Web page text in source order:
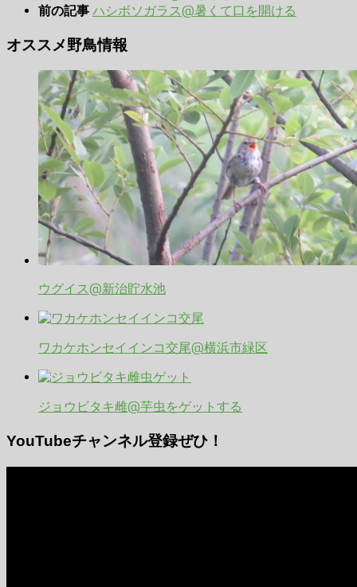
前の記事 ハシボソガラス@暑くて口を開ける
オススメ野鳥情報
ウグイス@新治貯水池
ワカケホンセイインコ交尾@横浜市緑区
ジョウビタキ雌@芋虫をゲットする
YouTubeチャンネル登録ぜひ！